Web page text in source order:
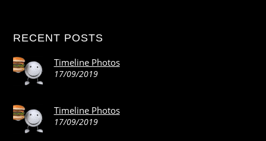
RECENT POSTS
Timeline Photos
17/09/2019
Timeline Photos
17/09/2019